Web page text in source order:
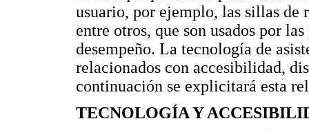
usuario, por ejemplo, las sillas de
entre otros, que son usados por
desempeño. La tecnología de
relacionados con accesibilidad,
continuación se explicitará esta
TECNOLOGÍA Y